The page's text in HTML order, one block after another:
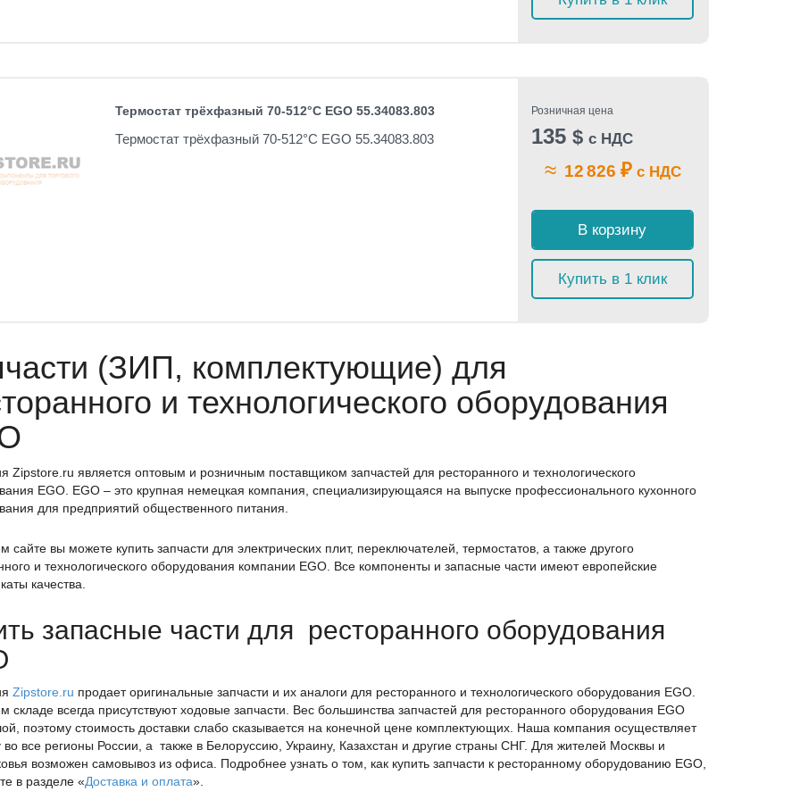
Термостат трёхфазный 70-512°C EGO 55.34083.803
Термостат трёхфазный 70-512°C EGO 55.34083.803
Розничная цена
135 $ с НДС
≈ 12 826 ₽с НДС
В корзину
Купить в 1 клик
(ЗИП, комплектующие) для
и технологического оборудования
Zipstore.ru является оптовым и розничным поставщиком запчастей для ресторанного и технологического
EGO. EGO – это крупная немецкая компания, специализирующаяся на выпуске профессионального кухонного
для предприятий общественного питания.
сайте вы можете купить запчасти для электрических плит, переключателей, термостатов, а также другого
и технологического оборудования компании EGO. Все компоненты и запасные части имеют европейские
качества.
запасные части для ресторанного оборудования
Zipstore.ru продает оригинальные запчасти и их аналоги для ресторанного и технологического оборудования EGO.
складе всегда присутствуют ходовые запчасти. Вес большинства запчастей для ресторанного оборудования EGO
поэтому стоимость доставки слабо сказывается на конечной цене комплектующих. Наша компания осуществляет
во все регионы России, а также в Белоруссию, Украину, Казахстан и другие страны СНГ. Для жителей Москвы и
возможен самовывоз из офиса. Подробнее узнать о том, как купить запчасти к ресторанному оборудованию EGO,
в разделе «Доставка и оплата».